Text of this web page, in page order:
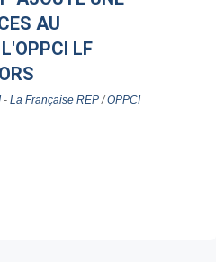
AU
LF
- La Française REP /OPPCI